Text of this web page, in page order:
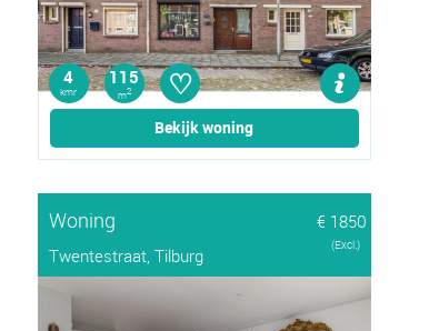
4
kmr
115
m2 ♡
Bekijk woning
Woning
€ 1850
Twentestraat, Tilburg
(Excl.)